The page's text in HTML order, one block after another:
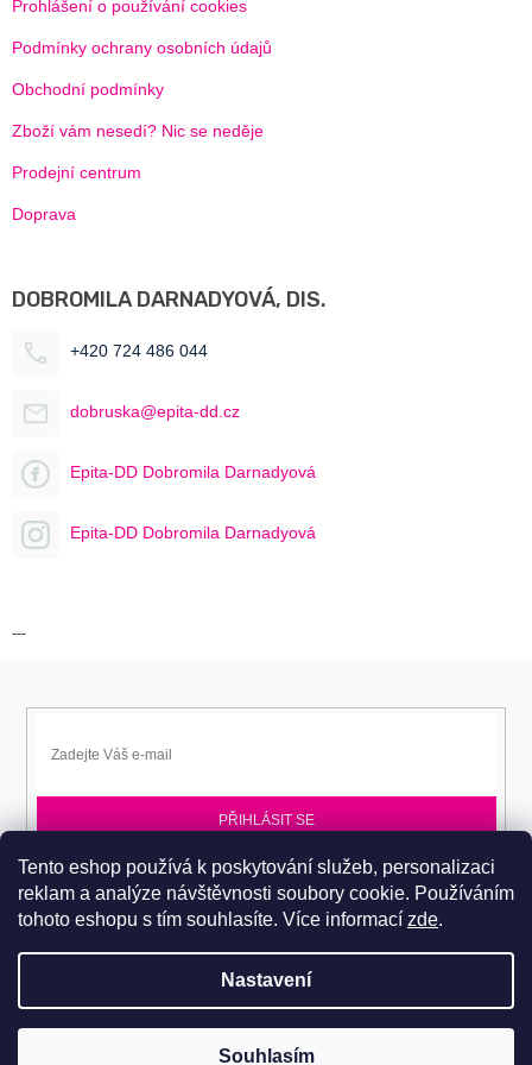
Tento eshop používá k poskytování služeb, personalizaci
reklam a analýze návštěvnosti soubory cookie. Používáním
tohoto eshopu s tím souhlasíte. Více informací zde.
Nastavení
Souhlasím
Pro návštěvu do prodejního centra je nutné se objednat. Tel.: 724
Prohlášení o používání cookies
Podmínky ochrany osobních údajů
Obchodní podmínky
Zboží vám nesedí? Nic se neděje
Prodejní centrum
Doprava
DOBROMILA DARNADYOVÁ, DIS.
+420 724 486 044
dobruska@epita-dd.cz
Epita-DD Dobromila Darnadyová
Epita-DD Dobromila Darnadyová
---
PŘIHLÁSIT SE
Přihlaste se k EPITA-DD a získávejte novinky jako první.